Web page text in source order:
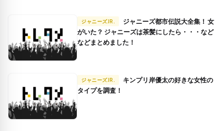
ジャニーズJR.
がいた？ ジャニーズは茶髪にしたら・・・など
などまとめました！
ジャニーズJR.
タイプを調査！